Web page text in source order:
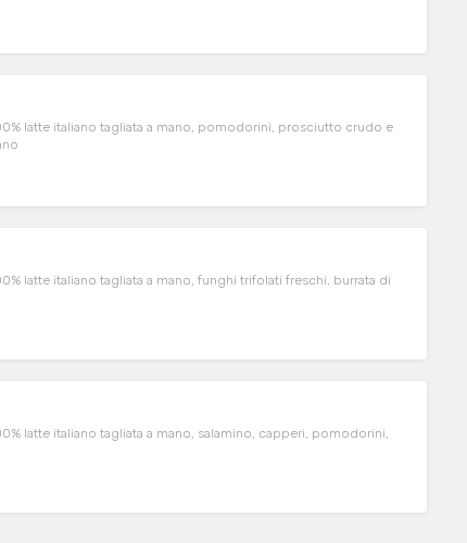
latte italiano tagliata a mano, pomodorini, prosciutto crudo e
latte italiano tagliata a mano, funghi trifolati freschi, burrata di
latte italiano tagliata a mano, salamino, capperi, pomodorini,